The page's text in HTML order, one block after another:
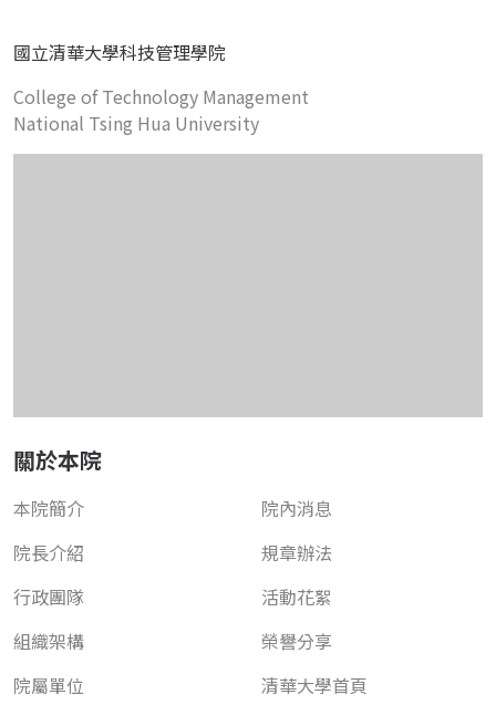
國立清華大學科技管理學院
College of Technology Management
National Tsing Hua University
關於本院
本院簡介
院長介紹
行政團隊
組織架構
院屬單位
院內消息
規章辦法
活動花絮
榮譽分享
清華大學首頁